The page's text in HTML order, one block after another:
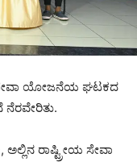
ಸೇವಾ ಯೋಜನೆಯ ಘಟಕದ
ರಾಷ್ಟ್ರೀಯ ಸೇವಾ